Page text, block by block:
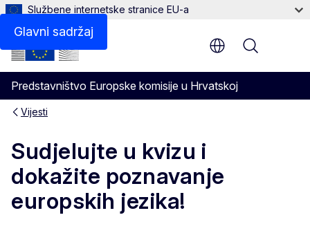
Glavni sadržaj
Službene internetske stranice EU-a
Predstavništvo Europske komisije u Hrvatskoj
Menu
Vijesti
Sudjelujte u kvizu i
dokažite poznavanje
europskih jezika!